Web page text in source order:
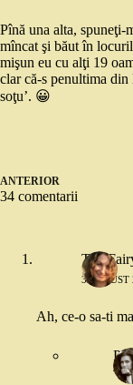
Pînă una alta, spuneţi-
mîncat şi băut în
mişun eu cu alţi 19
clar că-s penultima
soţu’. 😀
ANTERIOR
34 comentarii
The
3 AUGUST
Ah, ce-o sa-ti
4